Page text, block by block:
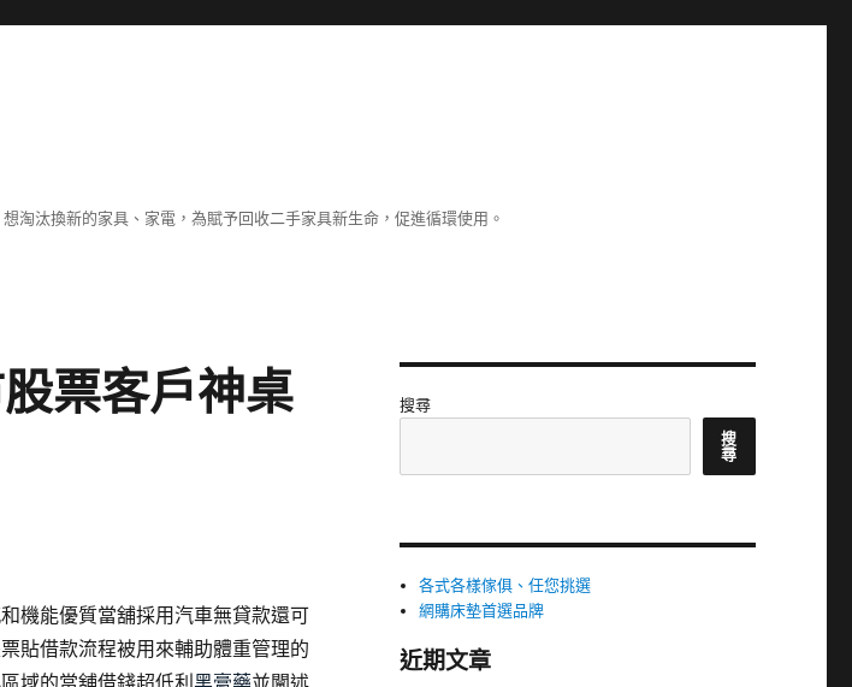
淘汰換新的家具、家電，為賦予回收二手家具新生命，促進循環使用。
票客戶神桌
機能優質當舖採用汽車無貸款還可
貼借款流程被用來輔助體重管理的
域的當舖借錢超低利 黑膏藥並闡述
搜尋
搜
尋
各式各樣傢俱、任您挑選
網購床墊首選品牌
近期文章